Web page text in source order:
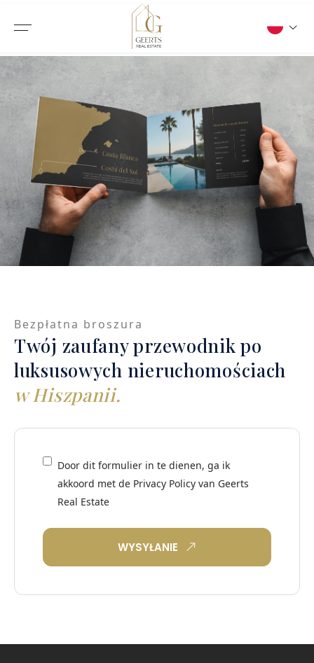
Bezpłatna broszura
Twój zaufany przewodnik po
luksusowych nieruchomościach
w Hiszpanii.
Door dit formulier in te dienen, ga ik
akkoord met de Privacy Policy van Geerts
Real Estate
WYSYŁANIE